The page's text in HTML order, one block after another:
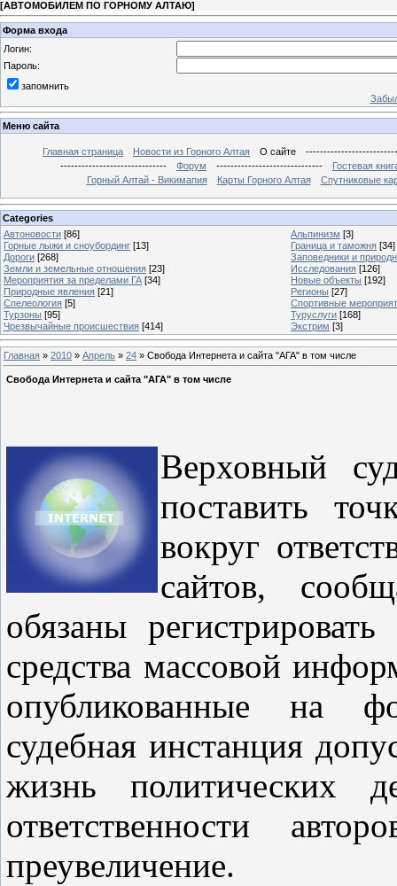
[АВТОМОБИЛЕМ ПО ГОРНОМУ АЛТАЮ]
Форма входа
Логин:
Пароль:
запомнить
Меню сайта
Главная страница Новости из Горного Алтая О сайте
------------------------------
Форум ------------------------------
Гостевая
Горный Алтай - Викимапия
Карты Горного Алтая Спутниковые
Categories
Автоновости [86] Альпинизм [3]
Горные лыжи и сноубординг [13] Граница и таможня [34]
Дороги [268]
Заповедники и
Земли и земельные отношения [23] Исследования [126]
Мероприятия за пределами ГА [34] Новые объекты [192]
Природные явления [21] Регионы [27]
Спелеология [5]
Спортивные
Турзоны [95] Туруслуги [168]
Чрезвычайные происшествия [414] Экстрим [3]
Главная » 2010 » Апрель » 24 » Свобода Интернета и сайта "АГА" в том числе
Свобода Интернета и сайта "АГА" в том числе
Верховный
поставить
вокруг
сайтов,
обязаны
средства массовой
опубликованные на
судебная инстанция
жизнь политических
ответственности
преувеличение.